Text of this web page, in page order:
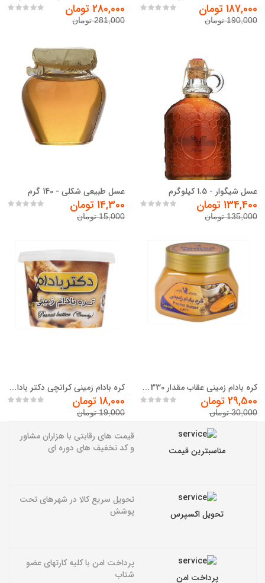
187,000 تومان
190,000 تومان
280,000 تومان
281,000 تومان
عسل شیگوار - 1.5 کیلوگرم
134,400 تومان
135,000 تومان
عسل طبیعی شکلی - 140 گرم
14,300 تومان
15,000 تومان
29,500 تومان
30,000 تومان
18,000 تومان
19,000 تومان
مناسبترین قیمت
قیمت های رقابتی با هزاران مشاور
و کد تخفیف های دوره ای
تحویل اکسپرس
تحویل سریع کالا در شهرهای تحت
پوشش
پرداخت امن
پرداخت امن با کلیه کارتهای عضو
شتاب